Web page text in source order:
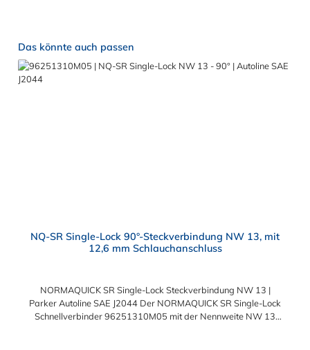
Produktgalerie überspringen
Das könnte auch passen
NQ-SR Single-Lock 90°-Steckverbindung NW 13, mit
12,6 mm Schlauchanschluss
NORMAQUICK SR Single-Lock Steckverbindung NW 13 |
Parker Autoline SAE J2044 Der NORMAQUICK SR Single-Lock
Schnellverbinder 96251310M05 mit der Nennweite NW 13